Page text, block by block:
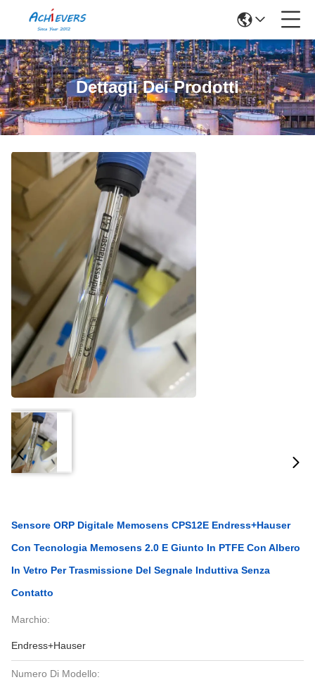
Dettagli Dei Prodotti
Sensore ORP Digitale Memosens CPS12E Endress+Hauser
Con Tecnologia Memosens 2.0 E Giunto In PTFE Con Albero
In Vetro Per Trasmissione Del Segnale Induttiva Senza
Contatto
Marchio:
Endress+Hauser
Numero Di Modello: